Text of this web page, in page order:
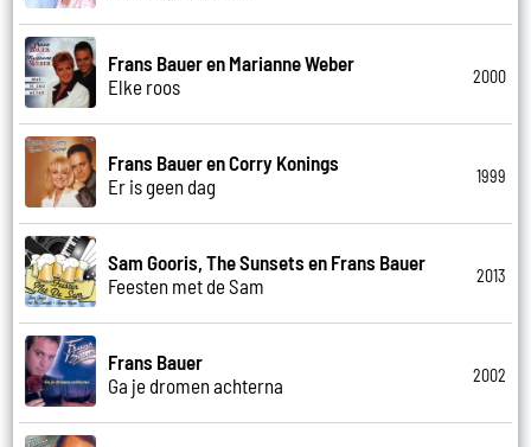
Frans Bauer en Marianne Weber
Elke roos
2000
Frans Bauer en Corry Konings
Er is geen dag
1999
Sam Gooris, The Sunsets en Frans Bauer
Feesten met de Sam
2013
Frans Bauer
Ga je dromen achterna
2002